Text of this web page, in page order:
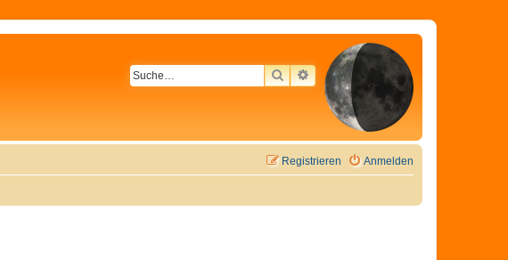
SUCHEERWEITERTE SUCHE
Anmelden
Registrieren